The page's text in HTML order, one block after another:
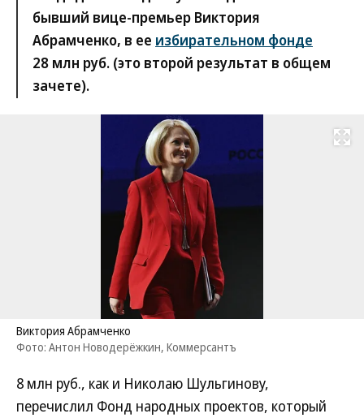
бывший вице-премьер Виктория
Абрамченко, в ее избирательном фонде
28 млн руб. (это второй результат в общем
зачете).
Развернуть
Виктория Абрамченко
Фото: Антон Новодерёжкин, Коммерсантъ
8 млн руб., как и Николаю Шульгинову,
перечислил Фонд народных проектов, который